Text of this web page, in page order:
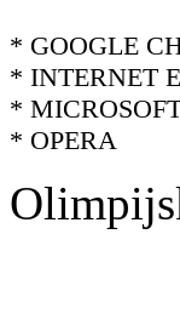
* GOOGLE
* INTERNET
*
* OPERA